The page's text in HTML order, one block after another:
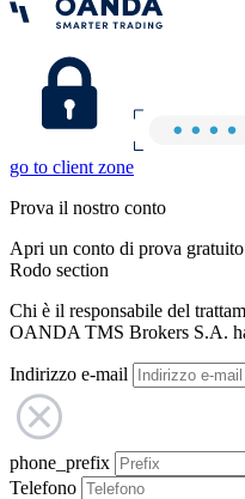
go to client zone
Prova il nostro conto
Apri un conto di prova
Rodo section
Chi è il responsabile del
OANDA TMS Brokers S.A.
Indirizzo e-mail
phone_prefix
Telefono